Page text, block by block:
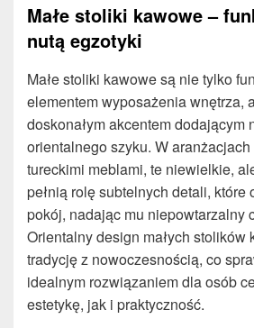
Małe stoliki kawowe –
nutą egzotyki
Małe stoliki kawowe są nie tylko
elementem wyposażenia wnętrza,
doskonałym akcentem dodającym
orientalnego szyku. W
tureckimi meblami, te niewielkie,
pełnią rolę subtelnych detali, które
pokój, nadając mu niepowtarzalny
Orientalny design małych stolików
tradycję z nowoczesnością, co
idealnym rozwiązaniem dla osób
estetykę, jak i praktyczność.